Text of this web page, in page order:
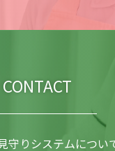
CONTACT
守りシステムについ